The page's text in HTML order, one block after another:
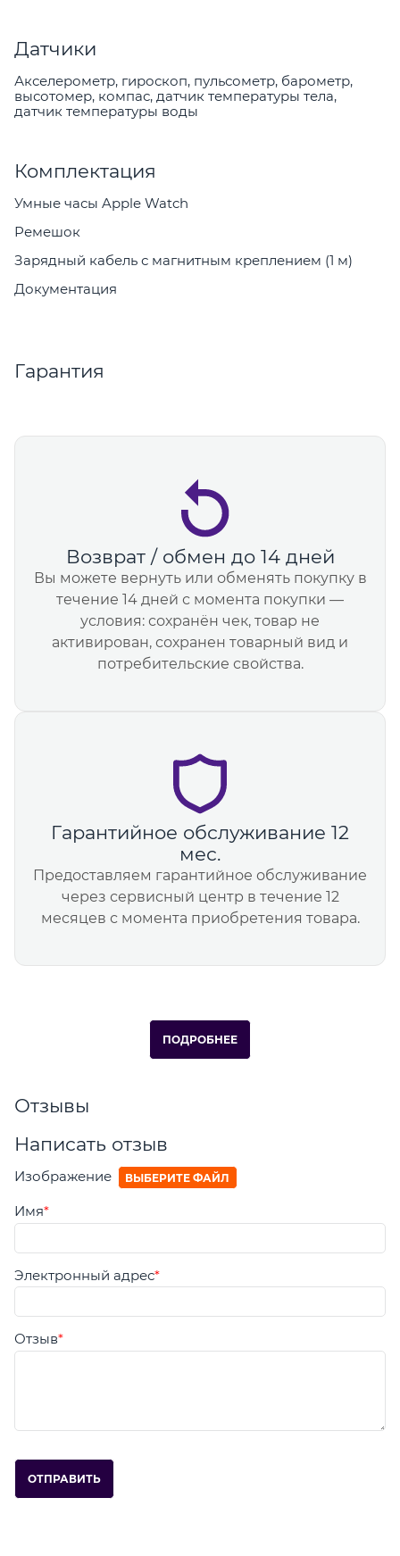
Датчики
Акселерометр, гироскоп, пульсометр, барометр,
высотомер, компас, датчик температуры тела,
датчик температуры воды
Комплектация
Умные часы Apple Watch
Ремешок
Зарядный кабель с магнитным креплением (1 м)
Документация
Гарантия
Возврат / обмен до 14 дней
Вы можете вернуть или обменять покупку в
течение 14 дней с момента покупки —
условия: сохранён чек, товар не
активирован, сохранен товарный вид и
потребительские свойства.
Гарантийное обслуживание 12
мес.
Предоставляем гарантийное обслуживание
через сервисный центр в течение 12
месяцев с момента приобретения товара.
ПОДРОБНЕЕ
Отзывы
Написать отзыв
Изображение ВЫБЕРИТЕ ФАЙЛ
Имя
Электронный адрес
Отзыв